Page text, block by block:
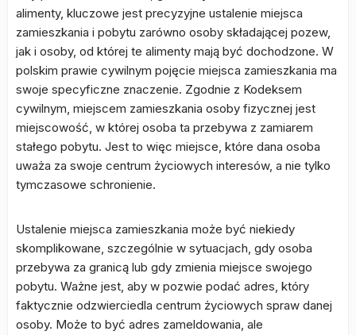
alimenty, kluczowe jest precyzyjne ustalenie miejsca
zamieszkania i pobytu zarówno osoby składającej pozew,
jak i osoby, od której te alimenty mają być dochodzone. W
polskim prawie cywilnym pojęcie miejsca zamieszkania ma
swoje specyficzne znaczenie. Zgodnie z Kodeksem
cywilnym, miejscem zamieszkania osoby fizycznej jest
miejscowość, w której osoba ta przebywa z zamiarem
stałego pobytu. Jest to więc miejsce, które dana osoba
uważa za swoje centrum życiowych interesów, a nie tylko
tymczasowe schronienie.
Ustalenie miejsca zamieszkania może być niekiedy
skomplikowane, szczególnie w sytuacjach, gdy osoba
przebywa za granicą lub gdy zmienia miejsce swojego
pobytu. Ważne jest, aby w pozwie podać adres, który
faktycznie odzwierciedla centrum życiowych spraw danej
osoby. Może to być adres zameldowania, ale